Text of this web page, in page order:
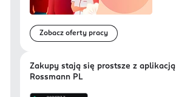
Zobacz oferty pracy
Zakupy stają się prostsze z aplikacją
Rossmann PL